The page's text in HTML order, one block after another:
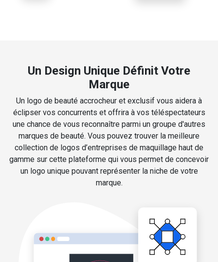
Un Design Unique Définit Votre
Marque
Un logo de beauté accrocheur et exclusif vous aidera à
éclipser vos concurrents et offrira à vos téléspectateurs
une chance de vous reconnaître parmi un groupe d'autres
marques de beauté. Vous pouvez trouver la meilleure
collection de logos d’entreprises de maquillage haut de
gamme sur cette plateforme qui vous permet de concevoir
un logo unique pouvant représenter la niche de votre
marque.